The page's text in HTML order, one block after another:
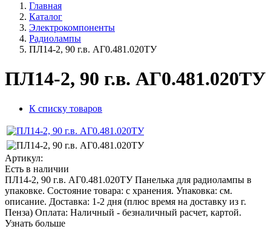
Главная
Каталог
Электрокомпоненты
Радиолампы
ПЛ14-2, 90 г.в. АГ0.481.020ТУ
ПЛ14-2, 90 г.в. АГ0.481.020ТУ
К списку товаров
Артикул:
Есть в наличии
ПЛ14-2, 90 г.в. АГ0.481.020ТУ Панелька для радиолампы в
упаковке. Состояние товара: с хранения. Упаковка: см.
описание. Доставка: 1-2 дня (плюс время на доставку из г.
Пенза) Оплата: Наличный - безналичный расчет, картой.
Узнать больше